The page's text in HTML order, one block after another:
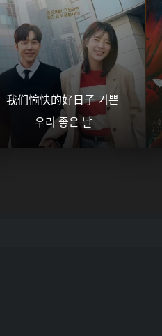
我们愉快的好日子 기쁜
우리 좋은 날